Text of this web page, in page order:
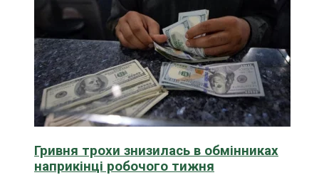
Гривня трохи знизилась в обмінниках
наприкінці робочого тижня